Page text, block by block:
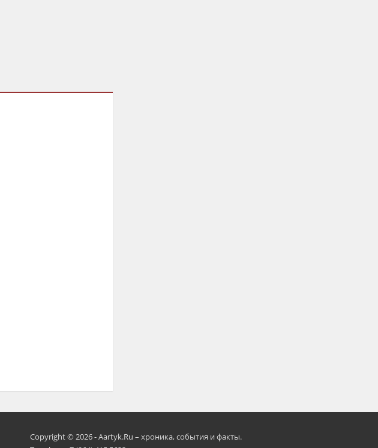
Copyright © 2026 - Aartyk.Ru – хроника, события и факты.